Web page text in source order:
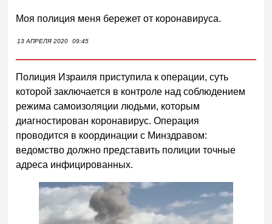
Моя полиция меня бережет от коронавируса.
13 АПРЕЛЯ 2020 09:45
Полиция Израиля приступила к операции, суть
которой заключается в контроле над соблюдением
режима самоизоляции людьми, которым
диагностирован коронавирус. Операция
проводится в координации с Минздравом:
ведомство должно представить полиции точные
адреса инфицированных.